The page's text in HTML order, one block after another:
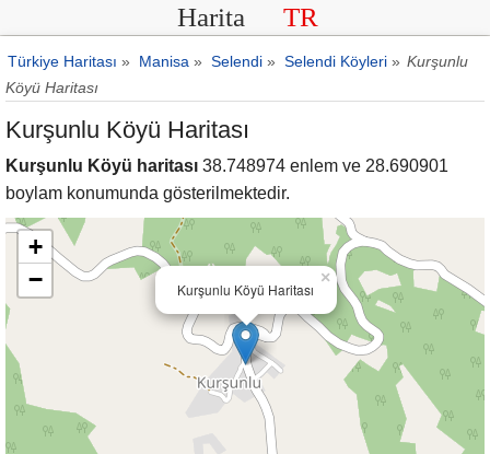
Harita TR
Türkiye Haritası » Manisa » Selendi » Selendi Köyleri » Kurşunlu
Köyü Haritası
Kurşunlu Köyü Haritası
Kurşunlu Köyü haritası 38.748974 enlem ve 28.690901
boylam konumunda gösterilmektedir.
Kurşunlu Köyü Haritası
×
+
−